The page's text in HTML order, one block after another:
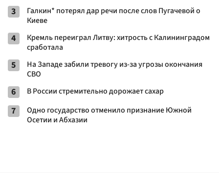
3
Галкин* потерял дар речи после слов Пугачевой о
Киеве
4
Кремль переиграл Литву: хитрость с Калининградом
сработала
5
На Западе забили тревогу из-за угрозы окончания
СВО
6 В России стремительно дорожает сахар
7
Одно государство отменило признание Южной
Осетии и Абхазии